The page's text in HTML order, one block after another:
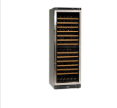
441ks, 500 ml / 308 ks;
kapacita - fľaše 500 ml / 238 ks